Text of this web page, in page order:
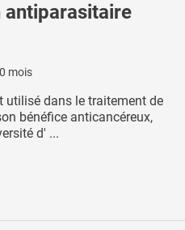
antiparasitaire
mois
utilisé dans le traitement de
bénéfice anticancéreux,
d' ...